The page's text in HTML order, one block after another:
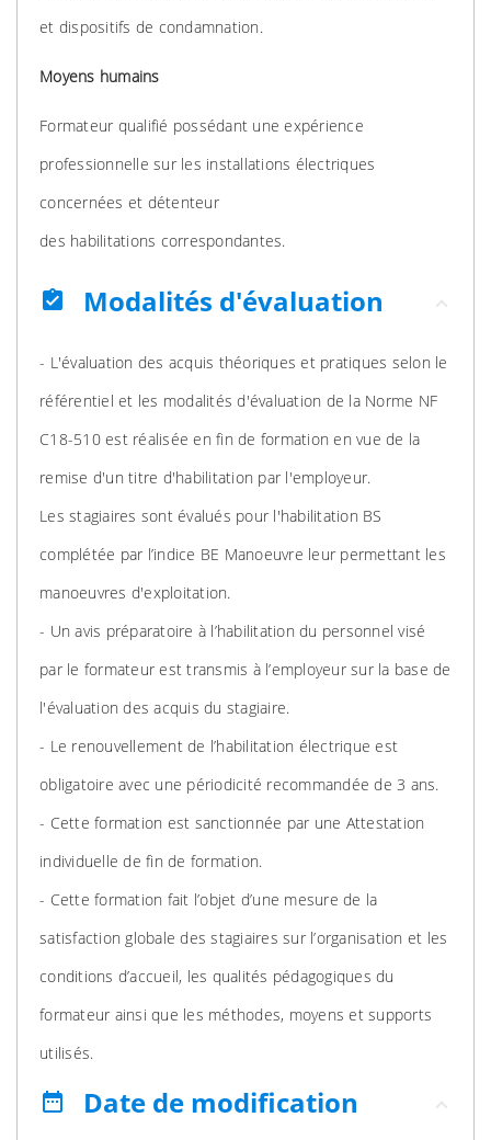
et dispositifs de condamnation.
Moyens humains
Formateur qualifié possédant une expérience
professionnelle sur les installations électriques
concernées et détenteur
des habilitations correspondantes.
assignment_turned_in Modalités d'évaluation
- L'évaluation des acquis théoriques et pratiques selon le
référentiel et les modalités d'évaluation de la Norme NF
C18-510 est réalisée en fin de formation en vue de la
remise d'un titre d'habilitation par l'employeur.
Les stagiaires sont évalués pour l'habilitation BS
complétée par l’indice BE Manoeuvre leur permettant les
manoeuvres d'exploitation.
- Un avis préparatoire à l’habilitation du personnel visé
par le formateur est transmis à l’employeur sur la base de
l'évaluation des acquis du stagiaire.
- Le renouvellement de l’habilitation électrique est
obligatoire avec une périodicité recommandée de 3 ans.
- Cette formation est sanctionnée par une Attestation
individuelle de fin de formation.
- Cette formation fait l’objet d’une mesure de la
satisfaction globale des stagiaires sur l’organisation et les
conditions d’accueil, les qualités pédagogiques du
formateur ainsi que les méthodes, moyens et supports
utilisés.
date_range Date de modification